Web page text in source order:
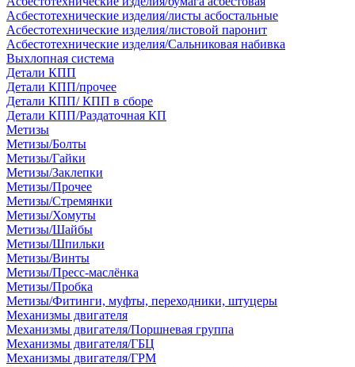
Асбестотехнические изделия/листы асбостальные
Асбестотехнические изделия/листовой паронит
Асбестотехнические изделия/Сальниковая набивка
Выхлопная система
Детали КПП
Детали КПП/прочее
Детали КПП/ КПП в сборе
Детали КПП/Раздаточная КП
Метизы
Метизы/Болты
Метизы/Гайки
Метизы/Заклепки
Метизы/Прочее
Метизы/Стремянки
Метизы/Хомуты
Метизы/Шайбы
Метизы/Шпильки
Метизы/Винты
Метизы/Пресс-маслёнка
Метизы/Пробка
Метизы/Фитинги, муфты, переходники, штуцеры
Механизмы двигателя
Механизмы двигателя/Поршневая группа
Механизмы двигателя/ГБЦ
Механизмы двигателя/ГРМ